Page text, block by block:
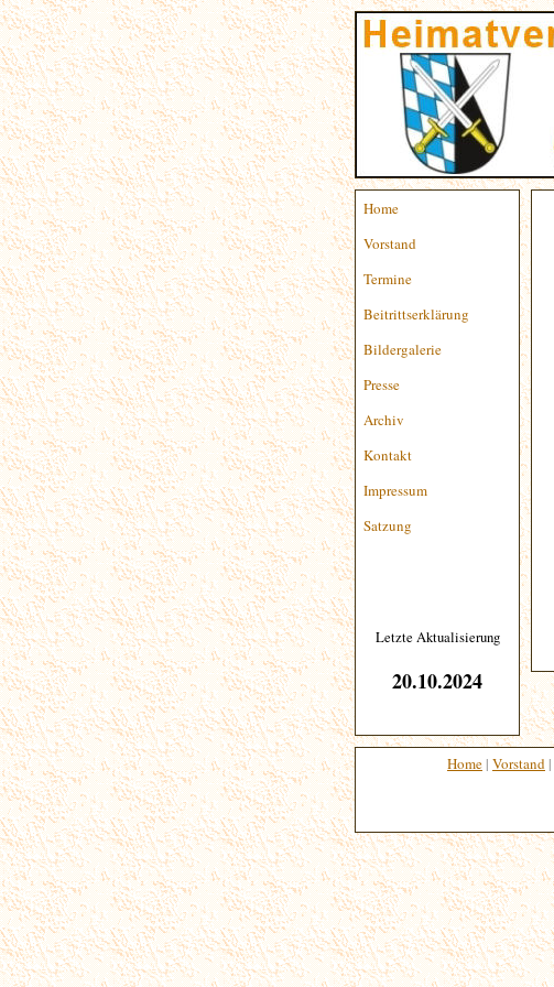
Home
Vorstand
Termine
Beitrittserklärung
Bildergalerie
Presse
Archiv
Kontakt
Impressum
Satzung
Letzte Aktualisierung
20.10.2024
Home | Vorstand |